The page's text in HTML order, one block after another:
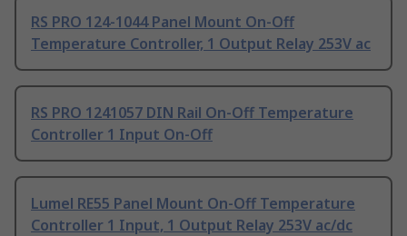
RS PRO 124-1044 Panel Mount On-Off
Temperature Controller, 1 Output Relay 253V ac
RS PRO 1241057 DIN Rail On-Off Temperature
Controller 1 Input On-Off
Lumel RE55 Panel Mount On-Off Temperature
Controller 1 Input, 1 Output Relay 253V ac/dc